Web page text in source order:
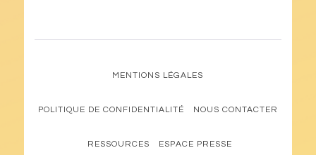
MENTIONS LÉGALES
POLITIQUE DE CONFIDENTIALITÉ NOUS CONTACTER
RESSOURCES ESPACE PRESSE